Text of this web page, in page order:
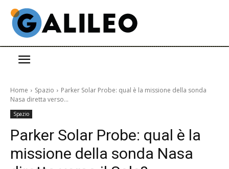
Home Spazio
Parker Solar Probe: qual è la missione della sonda
Nasa diretta verso...
Spazio
Parker Solar Probe: qual è la
missione della sonda Nasa